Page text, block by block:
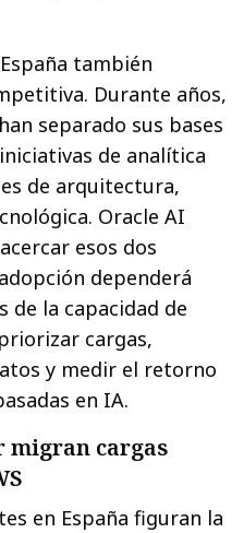
también
Durante años,
separado sus bases
de analítica
de arquitectura,
Oracle AI
esos dos
dependerá
de la capacidad de
cargas,
y medir el retorno
en IA.
migran cargas
en España figuran la